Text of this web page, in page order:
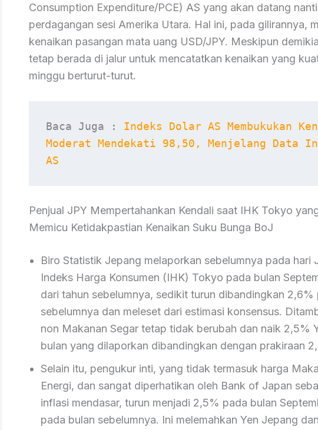
Consumption Expenditure/PCE) AS yang akan datang
perdagangan sesi Amerika Utara. Hal ini, pada gilirannya,
kenaikan pasangan mata uang USD/JPY. Meskipun
tetap berada di jalur untuk mencatatkan kenaikan yang
minggu berturut-turut.
Baca Juga : Indeks Dolar AS Membukukan
Moderat Mendekati 98,50, Menjelang Data
AS
Penjual JPY Mempertahankan Kendali saat IHK Tokyo
Memicu Ketidakpastian Kenaikan Suku Bunga BoJ
Biro Statistik Jepang melaporkan sebelumnya pada hari
Indeks Harga Konsumen (IHK) Tokyo pada bulan
dari tahun sebelumnya, sedikit turun dibandingkan 2,6%
sebelumnya dan meleset dari estimasi konsensus.
non Makanan Segar tetap tidak berubah dan naik 2,5%
bulan yang dilaporkan dibandingkan dengan prakiraan
Selain itu, pengukur inti, yang tidak termasuk harga
Energi, dan sangat diperhatikan oleh Bank of Japan
inflasi mendasar, turun menjadi 2,5% pada bulan
pada bulan sebelumnya. Ini melemahkan Yen Jepang